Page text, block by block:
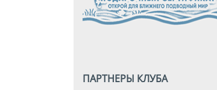
ПАРТНЕРЫ КЛУБА